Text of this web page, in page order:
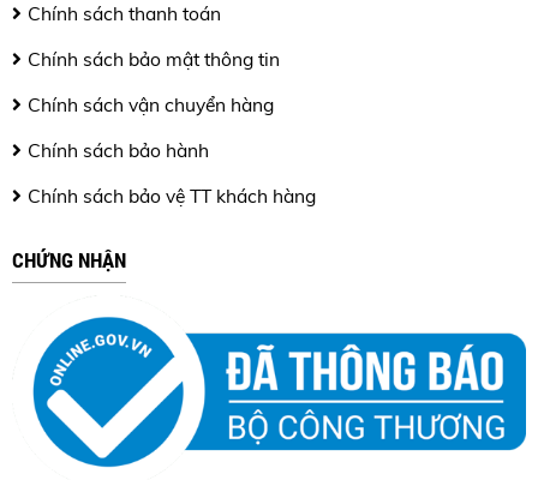
Chính sách thanh toán
Chính sách bảo mật thông tin
Chính sách vận chuyển hàng
Chính sách bảo hành
Chính sách bảo vệ TT khách hàng
CHỨNG NHẬN